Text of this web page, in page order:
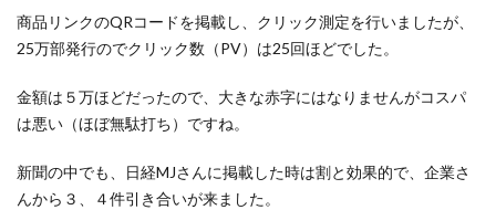
商品リンクのQRコードを掲載し、クリック測定を行いましたが、
25万部発行のでクリック数（PV）は25回ほどでした。
金額は５万ほどだったので、大きな赤字にはなりませんがコスパ
は悪い（ほぼ無駄打ち）ですね。
新聞の中でも、日経MJさんに掲載した時は割と効果的で、企業さ
んから３、４件引き合いが来ました。